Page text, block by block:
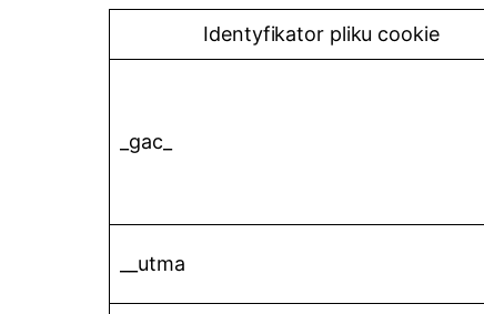
Identyfikator pliku cookie
_gac_
__utma